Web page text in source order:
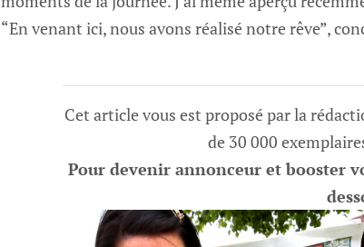
“En venant ici, nous avons réalisé notre rêve”,
Cet article vous est proposé par la
de 30 000
Pour devenir annonceur et booster